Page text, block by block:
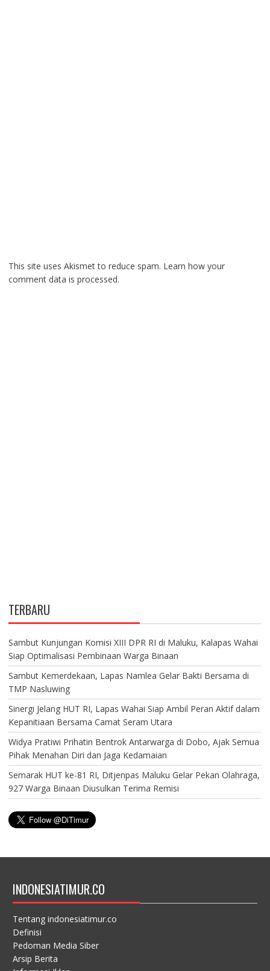
This site uses Akismet to reduce spam. Learn how your
comment data is processed.
TERBARU
Sambut Kunjungan Komisi XIII DPR RI di Maluku, Kalapas Wahai
Siap Optimalisasi Pembinaan Warga Binaan
Sambut Kemerdekaan, Lapas Namlea Gelar Bakti Bersama di
TMP Nasluwing
Sinergi Jelang HUT RI, Lapas Wahai Siap Ambil Peran Aktif dalam
Kepanitiaan Bersama Camat Seram Utara
Widya Pratiwi Prihatin Bentrok Antarwarga di Dobo, Ajak Semua
Pihak Menahan Diri dan Jaga Kedamaian
Semarak HUT ke-81 RI, Ditjenpas Maluku Gelar Pekan Olahraga,
927 Warga Binaan Diusulkan Terima Remisi
INDONESIATIMUR.CO
Tentang indonesiatimur.co
Definisi
Pedoman Media Siber
Arsip Berita